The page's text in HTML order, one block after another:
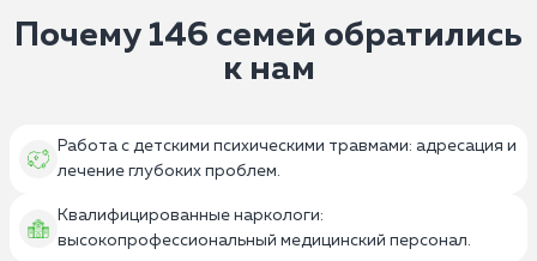
Почему 146 семей обратились
к нам
Работа с детскими психическими травмами: адресация и
лечение глубоких проблем.
Квалифицированные наркологи:
высокопрофессиональный медицинский персонал.